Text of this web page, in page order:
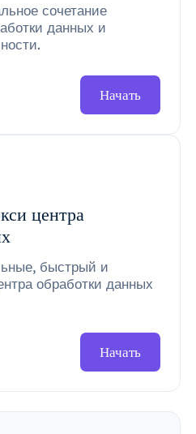
сочетание
данных и
Начать
центра
быстрый и
обработки данных
Начать